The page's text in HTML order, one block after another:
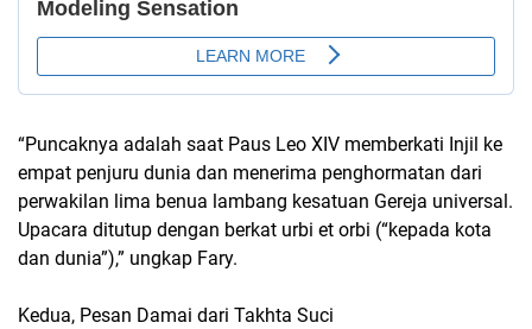
“Puncaknya adalah saat Paus Leo XIV memberkati Injil ke
empat penjuru dunia dan menerima penghormatan dari
perwakilan lima benua lambang kesatuan Gereja universal.
Upacara ditutup dengan berkat urbi et orbi (“kepada kota
dan dunia”),” ungkap Fary.
Kedua, Pesan Damai dari Takhta Suci